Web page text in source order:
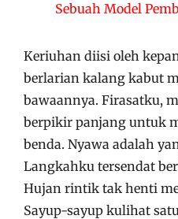
Sebuah Model
Keriuhan diisi oleh
berlarian kalang kabut
bawaannya. Firasatku,
berpikir panjang untuk
benda. Nyawa adalah
Langkahku tersendat
Hujan rintik tak henti
Sayup-sayup kulihat